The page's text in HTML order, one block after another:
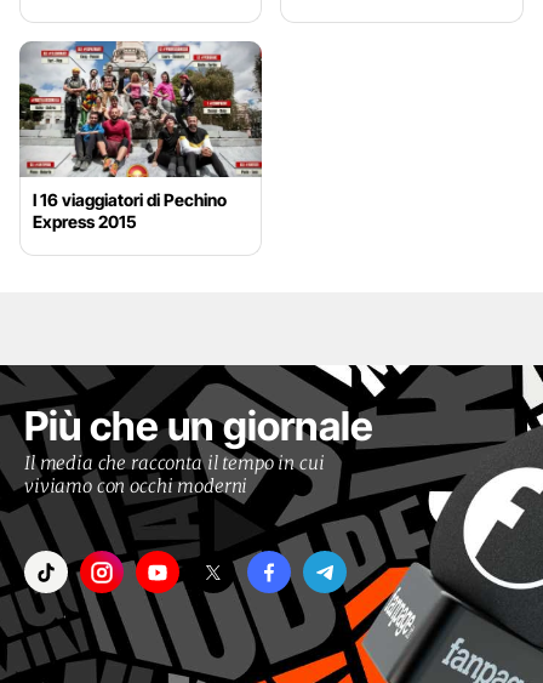
I 16 viaggiatori di Pechino
Express 2015
Più che un giornale
Il media che racconta il tempo in cui
viviamo con occhi moderni